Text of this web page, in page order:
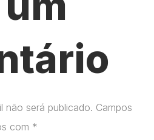
não será publicado. Campos
com *